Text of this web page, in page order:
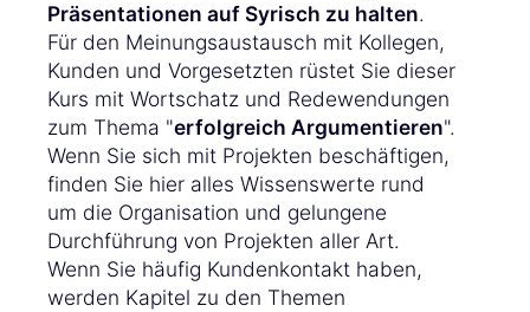
Präsentationen auf Syrisch zu halten.
Für den Meinungsaustausch mit Kollegen,
Kunden und Vorgesetzten rüstet Sie dieser
Kurs mit Wortschatz und Redewendungen
zum Thema "erfolgreich Argumentieren".
Wenn Sie sich mit Projekten beschäftigen,
finden Sie hier alles Wissenswerte rund
um die Organisation und gelungene
Durchführung von Projekten aller Art.
Wenn Sie häufig Kundenkontakt haben,
werden Kapitel zu den Themen